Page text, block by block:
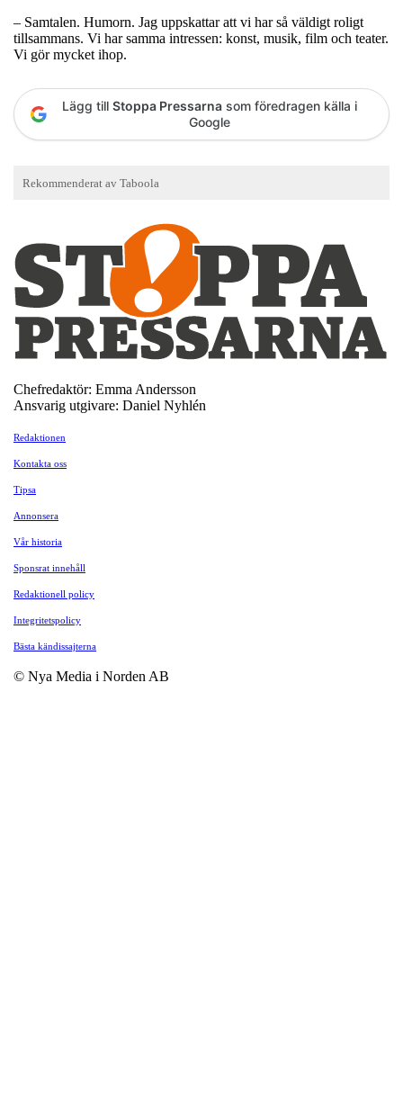
– Samtalen. Humorn. Jag uppskattar att vi har så väldigt roligt
tillsammans. Vi har samma intressen: konst, musik, film och teater.
Vi gör mycket ihop.
Lägg till Stoppa Pressarna som föredragen källa i
Google
Chefredaktör: Emma Andersson
Ansvarig utgivare: Daniel Nyhlén
Redaktionen
Kontakta oss
Tipsa
Annonsera
Vår historia
Sponsrat innehåll
Redaktionell policy
Integritetspolicy
Bästa kändissajterna
© Nya Media i Norden AB